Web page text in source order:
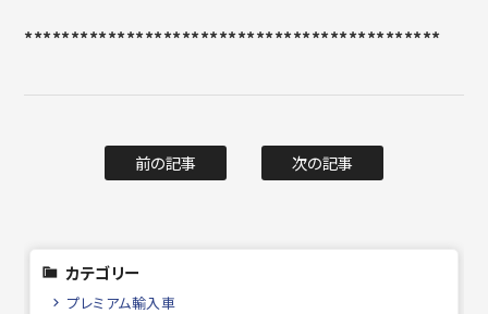
前の記事 次の記事
カテゴリー
プレミアム輸入車